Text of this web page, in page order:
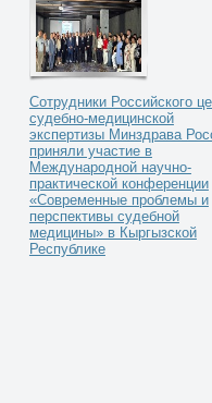
Сотрудники Российского
судебно-медицинской
экспертизы Минздрава
приняли участие в
Международной научно-
практической конференции
«Современные проблемы и
перспективы судебной
медицины» в Кыргызской
Республике